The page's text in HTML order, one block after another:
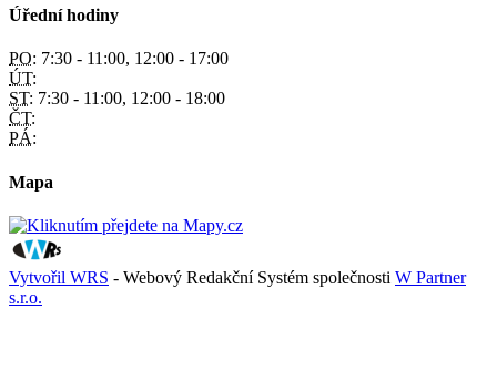
Úřední hodiny
PO: 7:30 - 11:00, 12:00 - 17:00
ÚT:
ST: 7:30 - 11:00, 12:00 - 18:00
ČT:
PÁ:
Mapa
Vytvořil WRS - Webový Redakční Systém společnosti W Partner
s.r.o.